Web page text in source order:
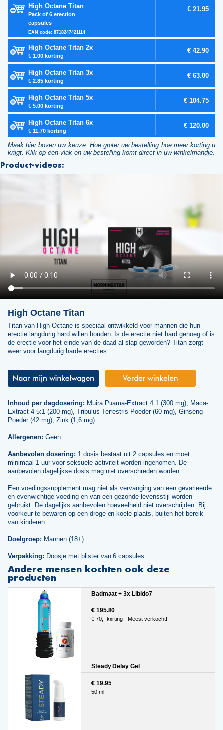
High Octane Titan
Pack of 6 erection
capsules
EAN code: 8718247421114
€ 21.95
High Octane Titan 2x
€ 1.00 korting
€ 42.90
High Octane Titan 3x
€ 2.85 korting
€ 63.00
High Octane Titan 5x
€ 5.00 korting
€ 104.75
High Octane Titan 6x
€ 11.70 korting
€ 120.00
Maak hier boven uw keuze. Hoe groter uw bestelling hoe meer korting u
krijgt. Klik op een vlak en uw bestelling komt direct in uw winkelmandje.
Product-videos:
High Octane Titan
Titan van High Octane is speciaal ontwikkeld voor mannen die hun
erectie langdurig hard willen houden. Is de erectie niet hard genoeg of is
de erectie voor het einde van de daad al slap geworden? Titan zorgt
weer voor langdurig harde erecties.
Inhoud per dagdosering: Muira Puama-Extract 4:1 (300 mg), Maca-
Extract 4-5:1 (200 mg), Tribulus Terrestris-Poeder (60 mg), Ginseng-
Poeder (42 mg), Zink (1,6 mg).
Allergenen: Geen
Aanbevolen dosering: 1 dosis bestaat uit 2 capsules en moet
minimaal 1 uur voor seksuele activiteit worden ingenomen. De
aanbevolen dagelijkse dosis mag niet overschreden worden.
Een voedingssupplement mag niet als vervanging van een gevarieerde
en evenwichtige voeding en van een gezonde levensstijl worden
gebruikt. De dagelijks aanbevolen hoeveelheid niet overschrijden. Bij
voorkeur te bewaren op een droge en koele plaats, buiten het bereik
van kinderen.
Doelgroep: Mannen (18+)
Verpakking: Doosje met blister van 6 capsules
Andere mensen kochten ook deze
producten
Badmaat + 3x Libido7
€ 195.80
€ 70,- korting - Meest verkocht!
Steady Delay Gel
€ 19.95
50 ml